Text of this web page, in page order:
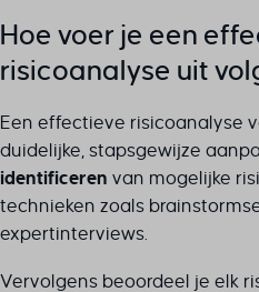
Hoe voer je een
risicoanalyse uit
Een effectieve risicoanalyse
duidelijke, stapsgewijze
identificeren van mogelijke
technieken zoals
expertinterviews.
Vervolgens beoordeel je elk